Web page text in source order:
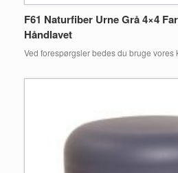
F61 Naturfiber Urne Grå 4×4
Håndlavet
Ved forespørgsler bedes du bruge vores